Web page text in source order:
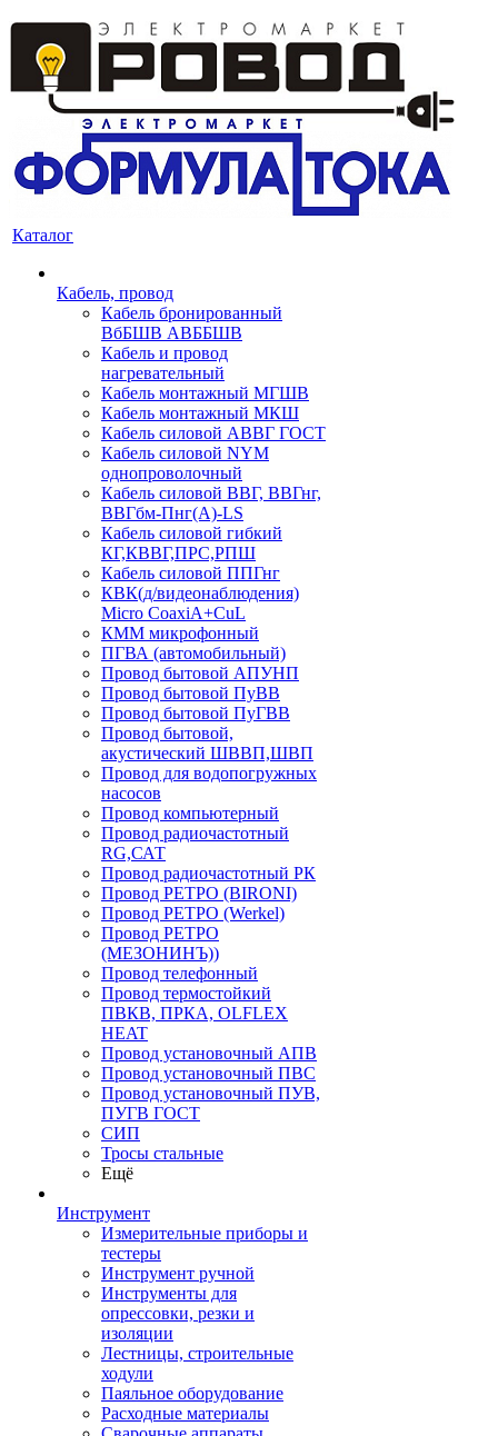
Каталог
Кабель, провод
Кабель бронированный
ВбБШВ АВББШВ
Кабель и провод
нагревательный
Кабель монтажный МГШВ
Кабель монтажный МКШ
Кабель силовой АВВГ ГОСТ
Кабель силовой NYM
однопроволочный
Кабель силовой ВВГ, ВВГнг,
ВВГбм-Пнг(А)-LS
Кабель силовой гибкий
КГ,КВВГ,ПРС,РПШ
Кабель силовой ППГнг
КВК(д/видеонаблюдения)
Micro CoaxiA+CuL
КММ микрофонный
ПГВА (автомобильный)
Провод бытовой АПУНП
Провод бытовой ПуВВ
Провод бытовой ПуГВВ
Провод бытовой,
акустический ШВВП,ШВП
Провод для водопогружных
насосов
Провод компьютерный
Провод радиочастотный
RG,САТ
Провод радиочастотный РК
Провод РЕТРО (BIRONI)
Провод РЕТРО (Werkel)
Провод РЕТРО
(МЕЗОНИНЪ))
Провод телефонный
Провод термостойкий
ПВКВ, ПРКА, OLFLEX
HEAT
Провод установочный АПВ
Провод установочный ПВС
Провод установочный ПУВ,
ПУГВ ГОСТ
СИП
Тросы стальные
Ещё
Инструмент
Измерительные приборы и
тестеры
Инструмент ручной
Инструменты для
опрессовки, резки и
изоляции
Лестницы, строительные
ходули
Паяльное оборудование
Расходные материалы